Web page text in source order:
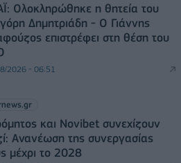
Ολοκληρώθηκε η θητεία του
Δημητριάδη - Ο Γιάννης
επιστρέφει στη θέση του
2026 - 06:51
και Novibet συνεχίζουν
Ανανέωση της συνεργασίας
μέχρι το 2028